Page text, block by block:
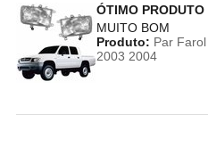
ÓTIMO PRODUTO
MUITO BOM
Produto: Par
2003 2004